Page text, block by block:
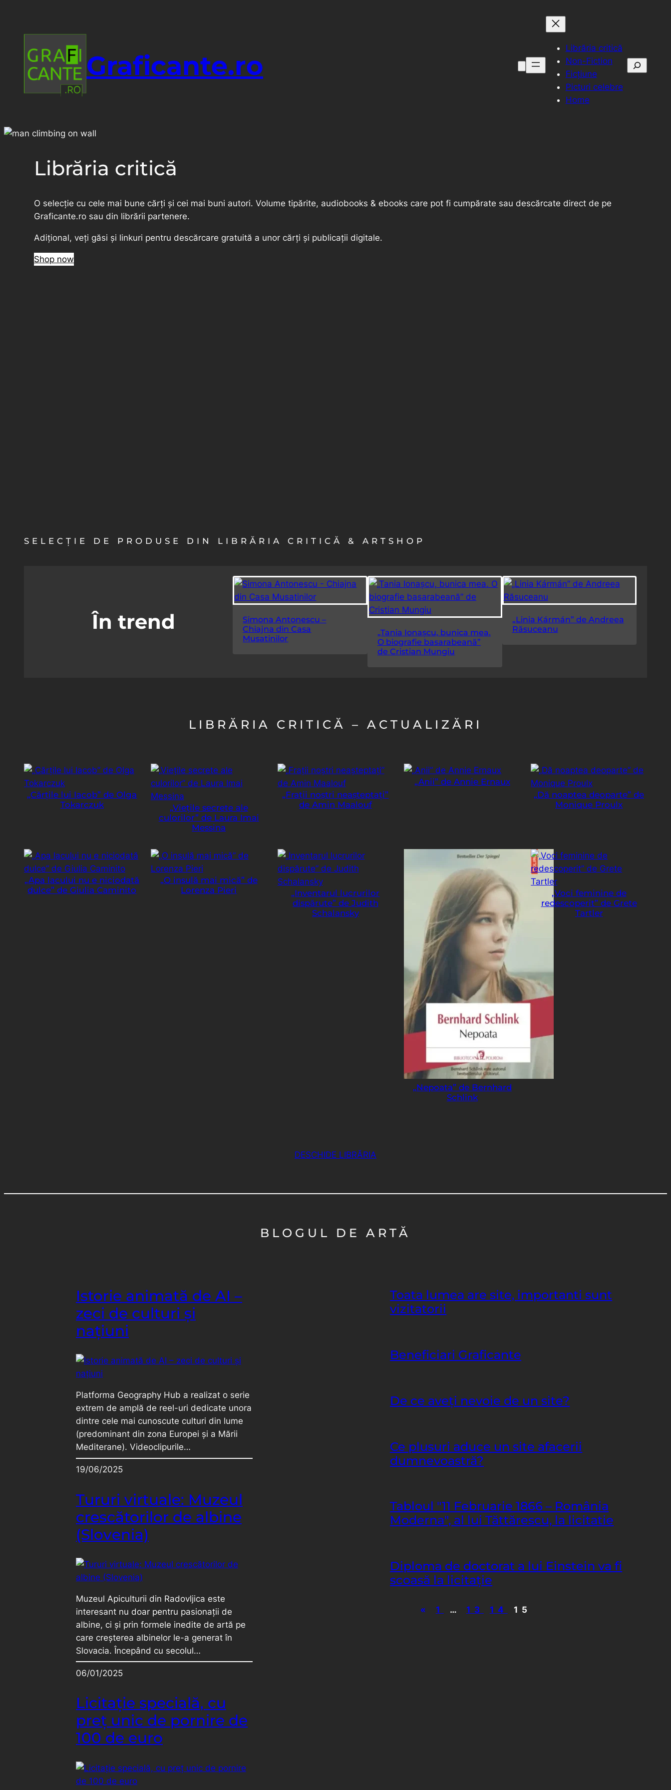
Graficante.ro
Librăria critică
Non-Fiction
Ficțiune
Picturi celebre
Home
Caută
Librăria critică
O selecție cu cele mai bune cărți și cei mai buni autori. Volume tipărite, audiobooks & ebooks care pot fi cumpărate sau descărcate direct de pe
Graficante.ro sau din librării partenere.
Adițional, veți găsi și linkuri pentru descărcare gratuită a unor cărți și publicații digitale.
Shop now
SELECȚIE DE PRODUSE DIN LIBRĂRIA CRITICĂ & ARTSHOP
În trend
Simona Antonescu –
Chiajna din Casa
Musatinilor
„Tania Ionașcu, bunica mea.
O biografie basarabeană”
de Cristian Mungiu
„Linia Kármán” de Andreea
Răsuceanu
LIBRĂRIA CRITICĂ – ACTUALIZĂRI
„Cărțile lui Iacob” de Olga
Tokarczuk
„Viețile secrete ale
culorilor” de Laura Imai
Messina
„Frații noștri neașteptați”
de Amin Maalouf
„Anii” de Annie Ernaux
„Dă noaptea deoparte” de
Monique Proulx
„Apa lacului nu e niciodată
dulce” de Giulia Caminito
„O insulă mai mică” de
Lorenza Pieri
„Inventarul lucrurilor
dispărute” de Judith
Schalansky
„Nepoata” de Bernhard
Schlink
„Voci feminine de
redescoperit” de Grete
Tartler
DESCHIDE LIBRĂRIA
BLOGUL DE ARTĂ
Istorie animată de AI –
zeci de culturi și
națiuni
Platforma Geography Hub a realizat o serie
extrem de amplă de reel-uri dedicate unora
dintre cele mai cunoscute culturi din lume
(predominant din zona Europei și a Mării
Mediterane). Videoclipurile…
19/06/2025
Tururi virtuale: Muzeul
crescătorilor de albine
(Slovenia)
Muzeul Apiculturii din Radovljica este
interesant nu doar pentru pasionații de
albine, ci și prin formele inedite de artă pe
care creșterea albinelor le-a generat în
Slovacia. Începând cu secolul…
06/01/2025
Licitație specială, cu
preț unic de pornire de
100 de euro
Toata lumea are site, importanti sunt
vizitatorii
Beneficiari Graficante
De ce aveţi nevoie de un site?
Ce plusuri aduce un site afacerii
dumnevoastră?
Tabloul "11 Februarie 1866 – România
Moderna", al lui Tăttărescu, la licitatie
Diploma de doctorat a lui Einstein va fi
scoasă la licitaţie
« 1 … 13 14 15